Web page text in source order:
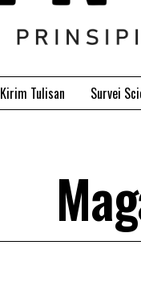
Kirim Tulisan Survei